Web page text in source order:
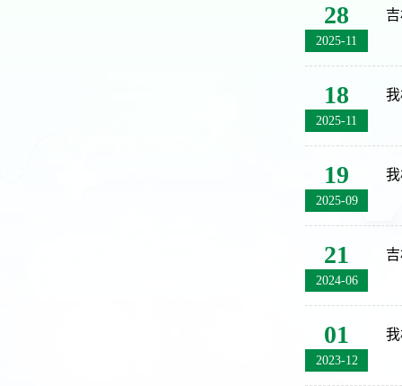
28
2025-11
18
2025-11
19
2025-09
21
2024-06
01
2023-12